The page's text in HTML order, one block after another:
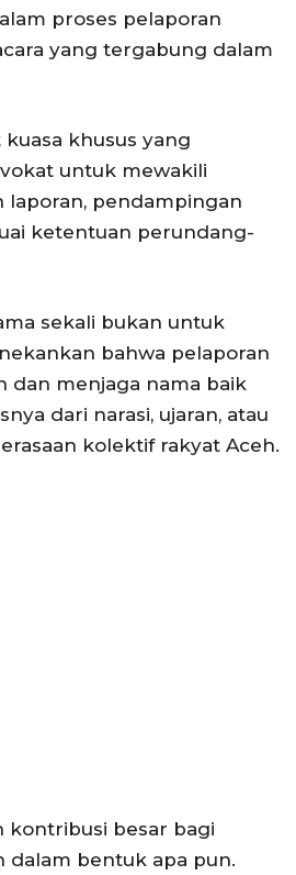
Menu
Redaksi
proses pelaporan
yang tergabung dalam
khusus yang
untuk mewakili
laporan, pendampingan
ketentuan perundang-
sekali bukan untuk
bahwa pelaporan
dan menjaga nama baik
dari narasi, ujaran, atau
kolektif rakyat Aceh.
kontribusi besar bagi
dalam bentuk apa pun.